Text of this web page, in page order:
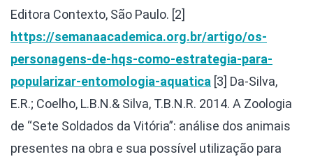
Editora Contexto, São Paulo. [2]
https://semanaacademica.org.br/artigo/os-
personagens-de-hqs-como-estrategia-para-
popularizar-entomologia-aquatica [3] Da-Silva,
E.R.; Coelho, L.B.N.& Silva, T.B.N.R. 2014. A Zoologia
de “Sete Soldados da Vitória”: análise dos animais
presentes na obra e sua possível utilização para